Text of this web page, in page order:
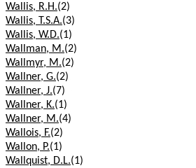
Wallis, R.H.(2)
Wallis, T.S.A.(3)
Wallis, W.D.(1)
Wallman, M.(2)
Wallmyr, M.(2)
Wallner, G.(2)
Wallner, J.(7)
Wallner, K.(1)
Wallner, M.(4)
Wallois, F.(2)
Wallon, P.(1)
Wallquist, D.L.(1)